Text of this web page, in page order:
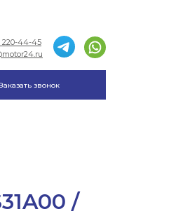
Заказать звонок
220-44-45
/